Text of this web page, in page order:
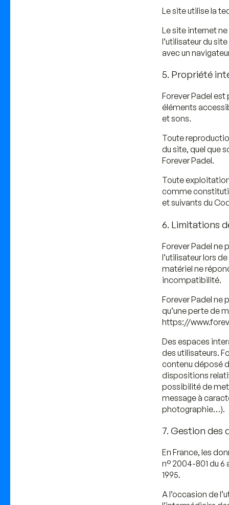
Le site utilise la
Le site internet
l’utilisateur du
avec un
5. Propriété
Forever Padel
éléments
et sons.
Toute
du site, quel que
Forever Padel.
Toute
comme
et suivants du
6. Limitations
Forever Padel ne
l’utilisateur lors
matériel ne
incompatibilité.
Forever Padel ne
qu’une perte de
https://
Des espaces
des utilisateurs.
contenu déposé
dispositions
possibilité de
message à
photographie…).
7. Gestion des
En France, les
n° 2004-801 du 6
1995.
A l’occasion de